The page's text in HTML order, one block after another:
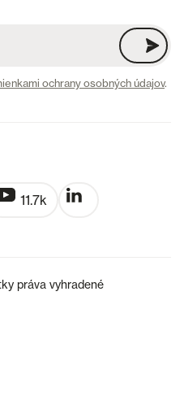
ochrany osobných údajov.
11.7k
práva vyhradené